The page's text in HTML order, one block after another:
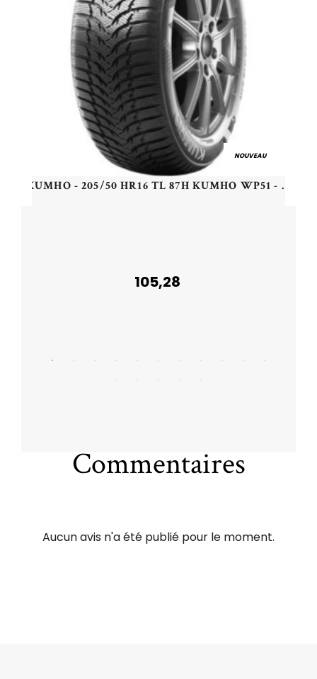
NOUVEAU
KUMHO - 205/50 HR16 TL 87H KUMHO WP51 - 2055016 - DCB
105,28
Commentaires
Aucun avis n'a été publié pour le moment.